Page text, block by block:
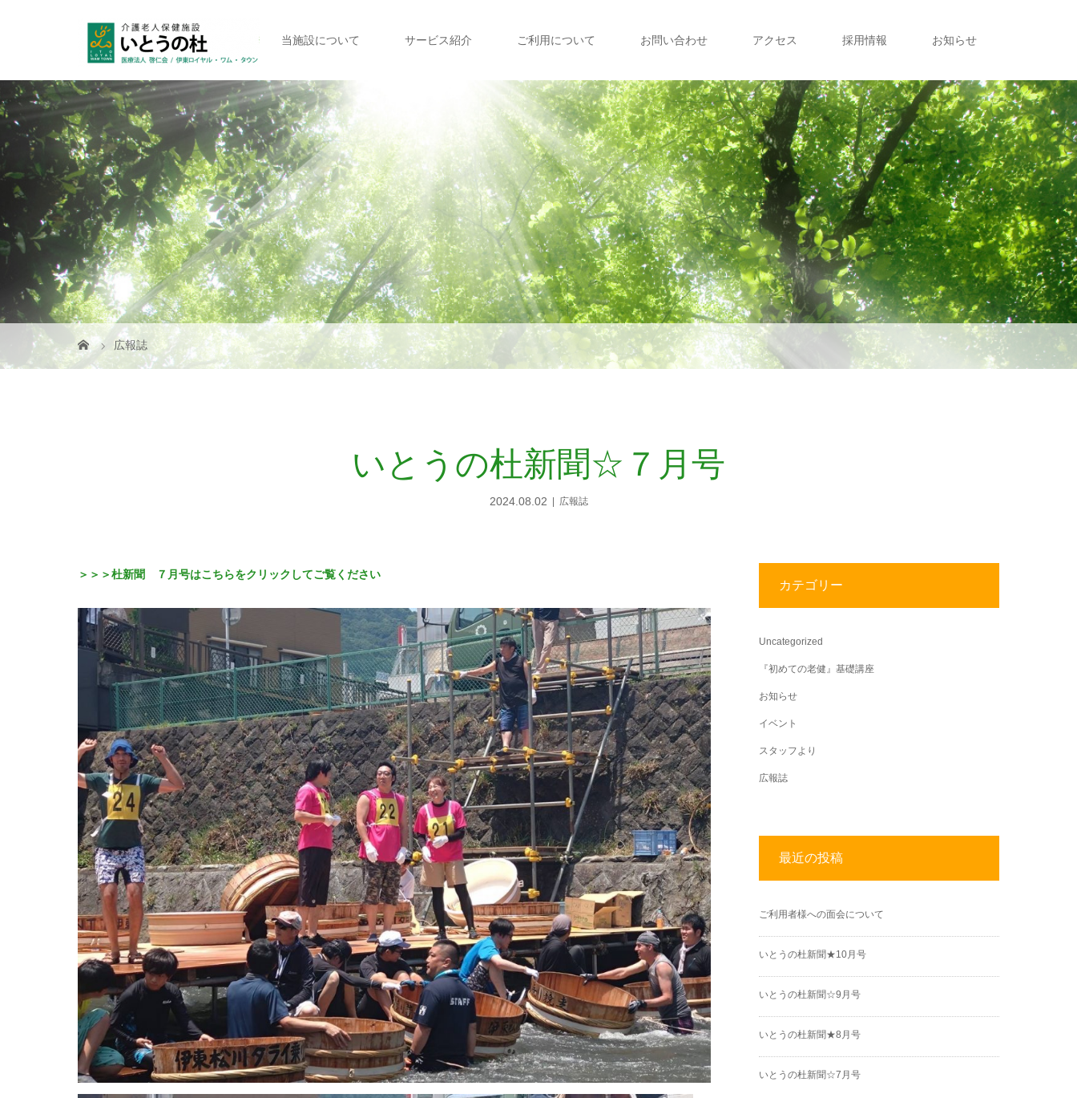
当施設について サービス紹介 ご利用について お問い合わせ アクセス 採用情報 お知らせ
広報誌
いとうの杜新聞☆７月号
2024.08.02 広報誌
＞＞＞杜新聞 ７月号はこちらをクリックしてご覧ください
カテゴリー
Uncategorized
『初めての老健』基礎講座
お知らせ
イベント
スタッフより
広報誌
最近の投稿
ご利用者様への面会について
いとうの杜新聞★10月号
いとうの杜新聞☆9月号
いとうの杜新聞★8月号
いとうの杜新聞☆7月号